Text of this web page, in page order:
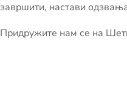
завршити, настави
Придружите нам се на